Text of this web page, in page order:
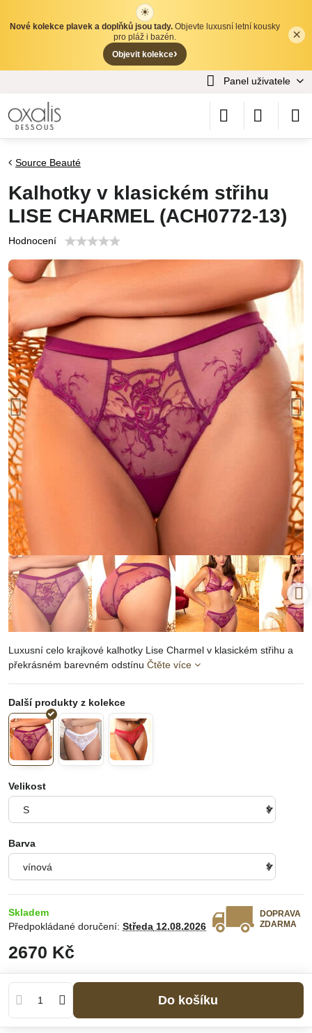
✕
×
☀
Nové kolekce plavek a doplňků jsou tady. Objevte luxusní letní kousky
pro pláž i bazén.
Objevit kolekce›
Panel uživatele
Source Beauté
Kalhotky v klasickém střihu
LISE CHARMEL (ACH0772-13)
Hodnocení
Luxusní celo krajkové kalhotky Lise Charmel v klasickém střihu a
překrásném barevném odstínu Čtěte více
Velikost
Barva
Skladem
Předpokládané doručení: Středa 12.08.2026
DOPRAVA
ZDARMA
2670 Kč
Do košíku